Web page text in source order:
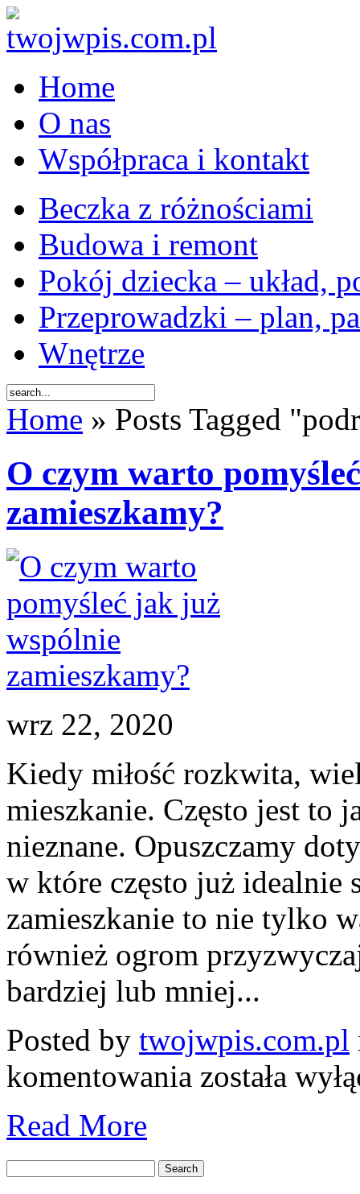
Home
O nas
Współpraca i kontakt
Beczka z różnościami
Budowa i remont
Pokój dziecka – układ,
Przeprowadzki – plan,
Wnętrze
Home » Posts Tagged
O czym warto
zamieszkamy?
wrz 22, 2020
Kiedy miłość rozkwita,
mieszkanie. Często jest to
nieznane. Opuszczamy
w które często już idealnie
zamieszkanie to nie tylko
również ogrom
bardziej lub mniej...
Posted by twojwpis.com.pl
komentowania
czym
zamieszkamy?
została
Read More